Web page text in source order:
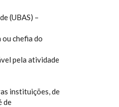
(UBAS) –
chefia do
pela atividade
instituições, de
de